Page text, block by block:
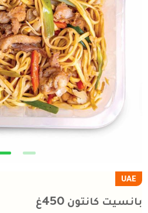
UAE
بانسيت كانتون 450غ